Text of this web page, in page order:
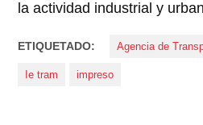
la actividad industrial y
ETIQUETADO: Agencia de
Ie tram impreso